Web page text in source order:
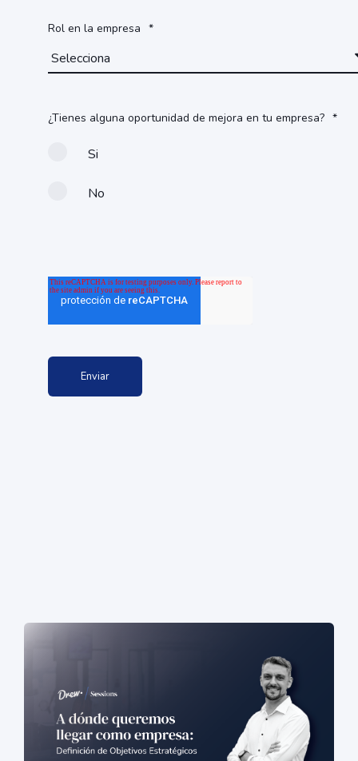
Rol en la empresa *
¿Tienes alguna oportunidad de mejora en tu empresa? *
Si
No